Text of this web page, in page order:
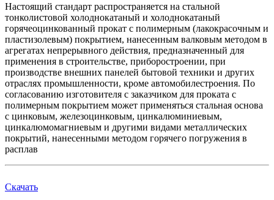
Настоящий стандарт распространяется на стальной
тонколистовой холоднокатаный и холоднокатаный
горячеоцинкованный прокат с полимерным (лакокрасочным и
пластизолевым) покрытием, нанесенным валковым методом в
агрегатах непрерывного действия, предназначенный для
применения в строительстве, приборостроении, при
производстве внешних панелей бытовой техники и других
отраслях промышленности, кроме автомобилестроения. По
согласованию изготовителя с заказчиком для проката с
полимерным покрытием может применяться стальная основа
с цинковым, железоцинковым, цинкалюминиевым,
цинкалюмомагниевым и другими видами металлических
покрытий, нанесенными методом горячего погружения в
расплав
Скачать